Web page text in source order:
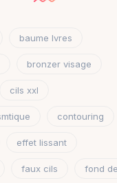
baume lvres
bronzer visage
cils xxl
contouring
effet lissant
faux cils fond